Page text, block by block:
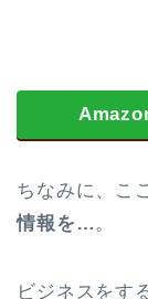
ちなみに、こ
情報を…。
ビジネスをす